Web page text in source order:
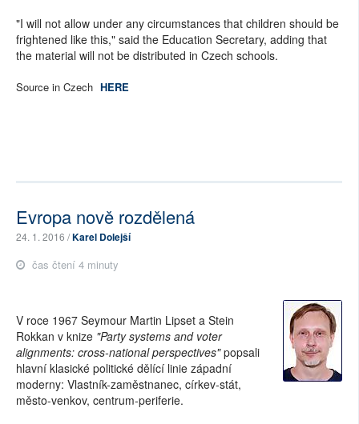
"I will not allow under any circumstances that children should be
frightened like this," said the Education Secretary, adding that
the material will not be distributed in Czech schools.
Source in Czech HERE
Evropa nově rozdělená
24. 1. 2016 /Karel Dolejší
čas čtení 4 minuty
V roce 1967 Seymour Martin Lipset a Stein
Rokkan v knize "Party systems and voter
alignments: cross-national perspectives"popsali
hlavní klasické politické dělící linie západní
moderny: Vlastník-zaměstnanec, církev-stát,
město-venkov, centrum-periferie.